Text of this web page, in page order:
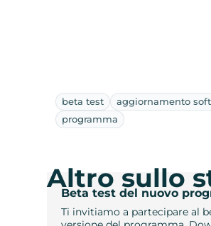
beta test aggiornamento
programma
Beta test del nuovo
Ti invitiamo a partecipare al
Altro sullo